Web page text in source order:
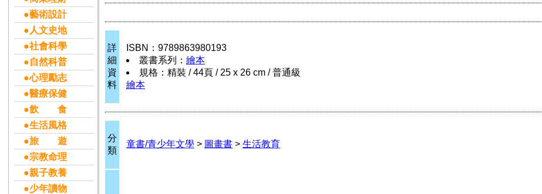
●藝術設計
●人文史地
●社會科學
●自然科普
●心理勵志
●醫療保健
●飲 食
●生活風格
●旅 遊
●宗教命理
●親子教養
●少年讀物
詳
細
資
料
ISBN：9789863980193
叢書系列： 繪本
規格：精裝 / 44頁 / 25 x 26 cm / 普通級
繪本
分
類
童書/青少年文學 > 圖畫書 > 生活教育